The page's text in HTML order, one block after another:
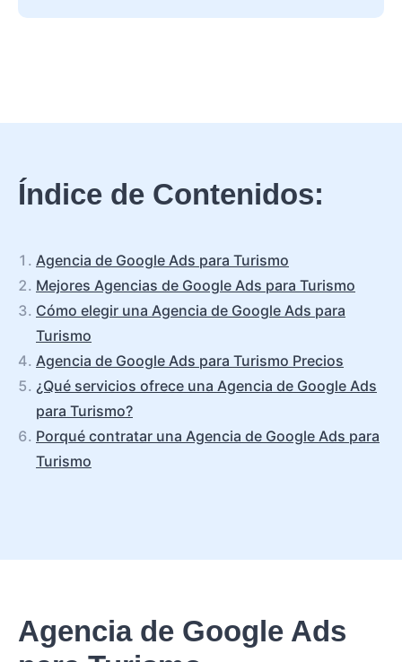
Índice de Contenidos:
Agencia de Google Ads para Turismo
Mejores Agencias de Google Ads para Turismo
Cómo elegir una Agencia de Google Ads para
Turismo
Agencia de Google Ads para Turismo Precios
¿Qué servicios ofrece una Agencia de Google Ads
para Turismo?
Porqué contratar una Agencia de Google Ads para
Turismo
Agencia de Google Ads